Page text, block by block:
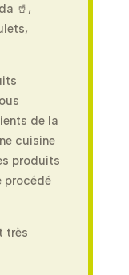
🥤,
de la
cuisine
produits
procédé
très